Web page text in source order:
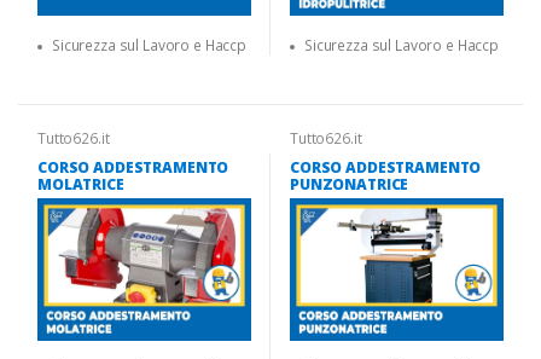
Sicurezza sul Lavoro e Haccp Sicurezza sul Lavoro e Haccp
Tutto626.it
CORSO ADDESTRAMENTO
MOLATRICE
Tutto626.it
CORSO ADDESTRAMENTO
PUNZONATRICE